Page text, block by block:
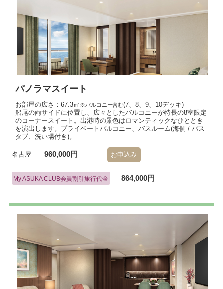
パノラマスイート
お部屋の広さ：67.3㎡ ※バルコニー含む(7、8、9、10デッキ)
船尾の両サイドに位置し、広々としたバルコニーが特長の8室限定
のコーナースイート。出港時の景色はロマンティックなひととき
を演出します。プライベートバルコニー、バスルーム(海側 / バス
タブ、洗い場付き)。
名古屋 960,000円 お申込み
My ASUKA CLUB会員割引旅行代金 864,000円